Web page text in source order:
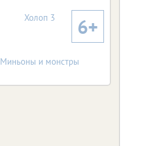
Холоп 3 6+
Миньоны и монстры